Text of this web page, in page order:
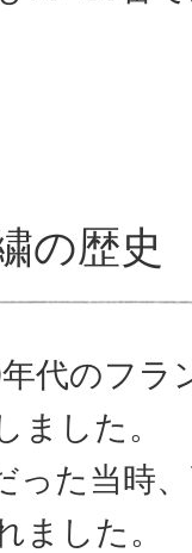
の歴史
代のフラ
ました。
った当時
ました。